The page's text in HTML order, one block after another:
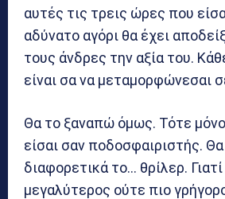
αυτές τις τρεις ώρες που
αδύνατο αγόρι θα έχει
τους άνδρες την αξία του.
είναι σα να μεταμορφώνεσαι
Θα το ξαναπώ όμως. Τότε
είσαι σαν ποδοσφαιριστής. Θα
διαφορετικά το… θρίλερ.
μεγαλύτερος ούτε πιο